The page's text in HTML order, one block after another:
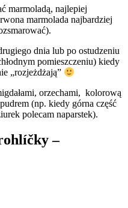
marmoladą, najlepiej
marmolada najbardziej
dnia lub po ostudzeniu
pomieszczeniu) kiedy
„rozjeżdżają”
orzechami, kolorową
(np. kiedy górna część
polecam naparstek).
–